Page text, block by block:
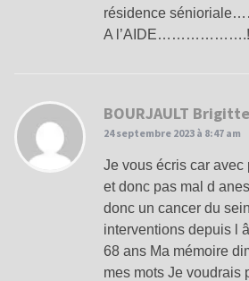
résidence
A
BOURJAULT Brigitte
24 septembre 2023 à 8:47 am
Je vous écris car
et donc pas mal d
donc un cancer du
interventions depuis l
68 ans Ma mémoire
mes mots Je voudrais